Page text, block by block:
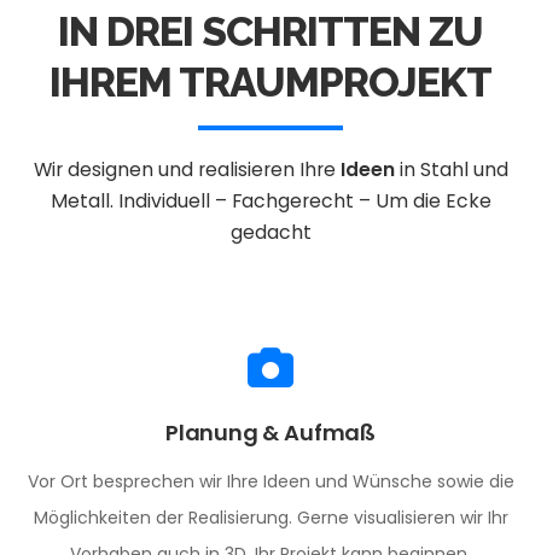
IN DREI SCHRITTEN ZU
IHREM TRAUMPROJEKT
Wir designen und realisieren Ihre Ideenin Stahl und
Metall. Individuell – Fachgerecht – Um die Ecke
gedacht
Planung & Aufmaß
Vor Ort besprechen wir Ihre Ideen und Wünsche sowie die
Möglichkeiten der Realisierung. Gerne visualisieren wir Ihr